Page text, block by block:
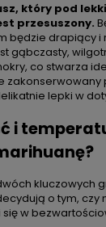
który pod
przesuszony.
będzie drapiący i
gąbczasty,
co stwarza
lepki w
i
kluczowych
o tym, czy
w